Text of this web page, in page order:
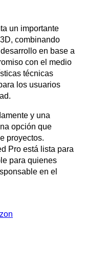
un importante
combinando
en base a
con el medio
técnicas
los usuarios
y una
opción que
proyectos.
Pro está lista para
para quienes
en el